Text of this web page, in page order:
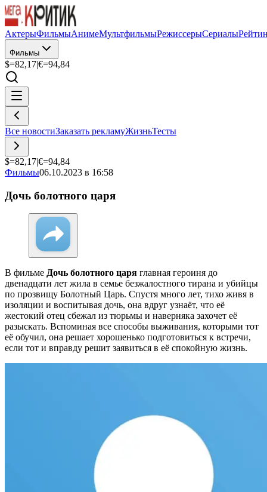
АктерыФильмыАнимеМультфильмыРежиссерыСериалы
Фильмы
$=82,17|€=94,84
Все новостиЗаказать рекламуЖизньТесты
$=82,17|€=94,84
Фильмы06.10.2023 в 16:58
Дочь болотного царя
В фильме Дочь болотного царя главная героиня до
двенадцати лет жила в семье безжалостного тирана и убийцы
по прозвищу Болотный Царь. Спустя много лет, тихо живя в
изоляции и воспитывая дочь, она вдруг узнаёт, что её
жестокий отец сбежал из тюрьмы и наверняка захочет её
разыскать. Вспоминая все способы выживания, которыми тот
её обучил, она решает хорошенько подготовиться к встречи,
если тот и вправду решит заявиться в её спокойную жизнь.